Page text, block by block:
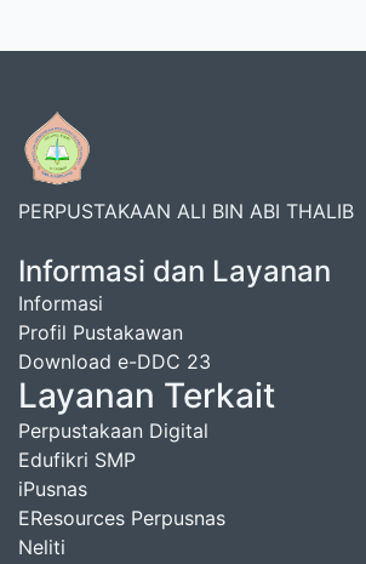
PERPUSTAKAAN ALI BIN ABI THALIB
Informasi dan Layanan
Informasi
Profil Pustakawan
Download e-DDC 23
Layanan Terkait
Perpustakaan Digital
Edufikri SMP
iPusnas
EResources Perpusnas
Neliti